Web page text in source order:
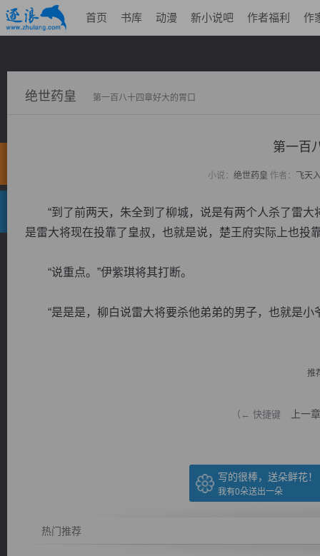
首页 书库 动漫 新小说吧 作者福利 作
绝世药皇 第一百八十四章好大的胃口
第一百
小说： 绝世药皇 作者： 飞天
“到了前两天，朱全到了柳城，说是有两个人杀了雷大
是雷大将现在投靠了皇叔，也就是说，楚王府实际上也
“说重点。”伊紫琪将其打断。
“是是是，柳白说雷大将要杀他弟弟的男子，也就是小
推
（← 快捷键 上一章
写的很棒，送朵鲜花！
我有0朵送出一朵
热门推荐